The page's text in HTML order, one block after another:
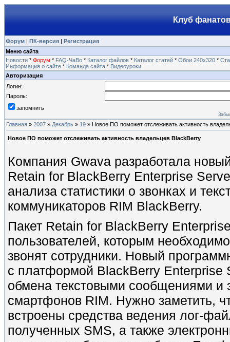
Клуб
Форум | ПК-версия | Регистрация
Меню сайта
Новости * Форум * FAQ-ЧаВо * Каталог файлов * Каталог статей * Обои 240х320 *
Информация о сайте * Команда сайта * Видеоуроки
Авторизация
Логин:
Пароль:
запомнить
Главная » 2007 » Декабрь » 19 » Новое ПО поможет отслеживать активность
Новое ПО поможет отслеживать активность владельцев BlackBerry
Компания Gwava разработала
Retain for BlackBerry Enterprise
анализа статистики о звонках и
коммуникаторов RIM BlackBerry.
Пакет Retain for BlackBerry
пользователей, которым
звонят сотрудники. Новый
с платформой BlackBerry Enterprise
обмена текстовыми сообщениями и
смартфонов RIM. Нужно заметить,
встроены средства ведения лог-
полученных SMS, а также